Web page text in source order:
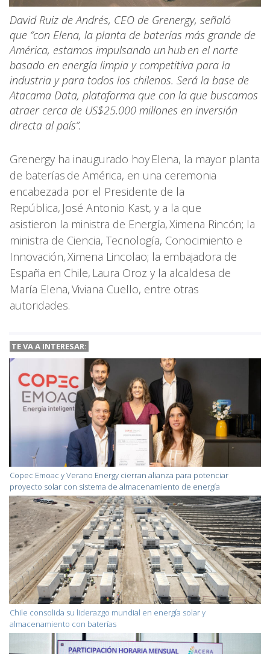
David Ruiz de Andrés, CEO de Grenergy, señaló
que “con Elena, la planta de baterías más grande de
América, estamos impulsando un hub en el norte
basado en energía limpia y competitiva para la
industria y para todos los chilenos. Será la base de
Atacama Data, plataforma que con la que buscamos
atraer cerca de US$25.000 millones en inversión
directa al país”.
Grenergy ha inaugurado hoy Elena, la mayor planta
de baterías de América, en una ceremonia
encabezada por el Presidente de la
República, José Antonio Kast, y a la que
asistieron la ministra de Energía, Ximena Rincón; la
ministra de Ciencia, Tecnología, Conocimiento e
Innovación, Ximena Lincolao; la embajadora de
España en Chile, Laura Oroz y la alcaldesa de
María Elena, Viviana Cuello, entre otras
autoridades.
TE VA A INTERESAR:
Copec Emoac y Verano Energy cierran alianza para potenciar
proyecto solar con sistema de almacenamiento de energía
Chile consolida su liderazgo mundial en energía solar y
almacenamiento con baterías